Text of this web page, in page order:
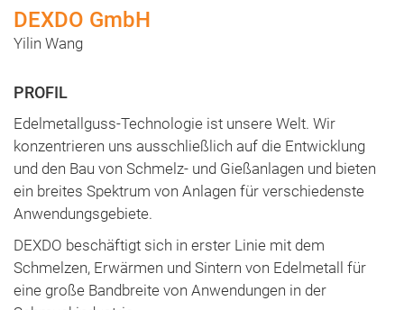
DEXDO GmbH
Yilin Wang
Edelmetallguss-Technologie ist unsere Welt. Wir
konzentrieren uns ausschließlich auf die Entwicklung
und den Bau von Schmelz- und Gießanlagen und bieten
ein breites Spektrum von Anlagen für verschiedenste
Anwendungsgebiete.
DEXDO beschäftigt sich in erster Linie mit dem
Schmelzen, Erwärmen und Sintern von Edelmetall für
eine große Bandbreite von Anwendungen in der